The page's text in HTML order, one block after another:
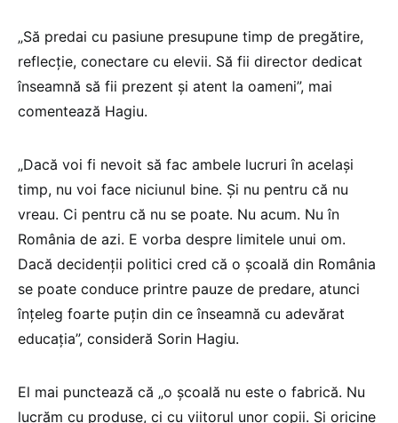
„Să predai cu pasiune presupune timp de pregătire,
reflecție, conectare cu elevii. Să fii director dedicat
înseamnă să fii prezent și atent la oameni”, mai
comentează Hagiu.
„Dacă voi fi nevoit să fac ambele lucruri în același
timp, nu voi face niciunul bine. Și nu pentru că nu
vreau. Ci pentru că nu se poate. Nu acum. Nu în
România de azi. E vorba despre limitele unui om.
Dacă decidenții politici cred că o școală din România
se poate conduce printre pauze de predare, atunci
înțeleg foarte puțin din ce înseamnă cu adevărat
educația”, consideră Sorin Hagiu.
El mai punctează că „o școală nu este o fabrică. Nu
lucrăm cu produse, ci cu viitorul unor copii. Și oricine